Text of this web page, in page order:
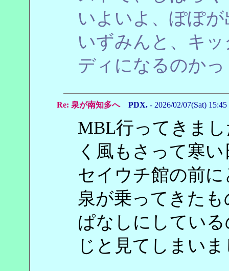
いよいよ、ぽぽ
いずみんと、キ
ディになるのかっ
Re: 泉が南知多へ PDX.- 2026/02/07(Sat) 15:45
MBL行ってきま
く風もさって寒
セイウチ館の前
泉が乗ってきた
ぱなしにしてい
じと見てしまい